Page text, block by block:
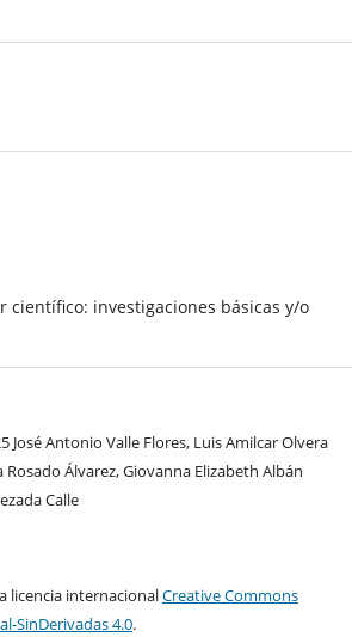
científico: investigaciones básicas y/o
José Antonio Valle Flores, Luis Amilcar Olvera
Álvarez, Giovanna Elizabeth Albán
Calle
licencia internacionalCreative Commons
SinDerivadas 4.0.